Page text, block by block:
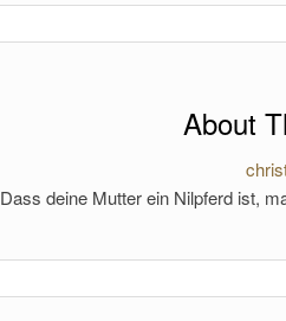
About
Dass deine Mutter ein Nilpferd ist,